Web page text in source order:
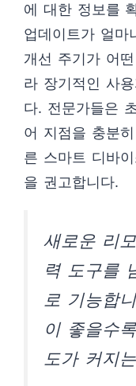
에 대한 정보를
업데이트가 얼마
개선 주기가 어
라 장기적인 사
다. 전문가들은
어 지점을 충분
른 스마트 디바
을 권고합니다.
새로운 리
력 도구를
로 기능합
이 좋을수
도가 커지